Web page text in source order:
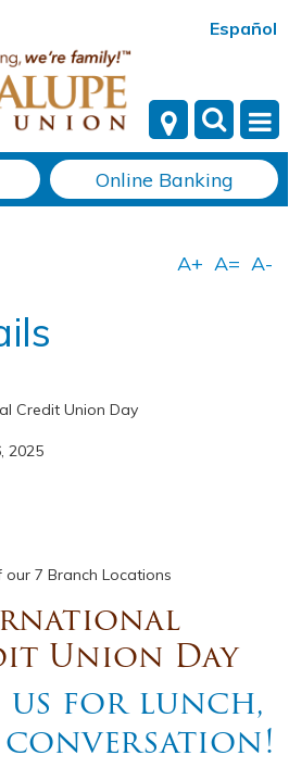
Español
Online Banking
Credit Union Day
2025
our 7 Branch Locations
Union Day
us for lunch,